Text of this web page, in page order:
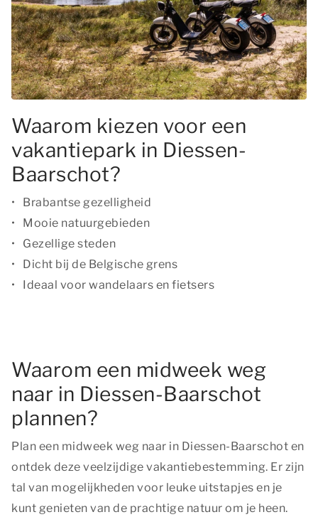
Waarom kiezen voor een
vakantiepark in Diessen-
Baarschot?
Brabantse gezelligheid
Mooie natuurgebieden
Gezellige steden
Dicht bij de Belgische grens
Ideaal voor wandelaars en fietsers
Waarom een midweek weg
naar in Diessen-Baarschot
plannen?
Plan een midweek weg naar in Diessen-Baarschot en
ontdek deze veelzijdige vakantiebestemming. Er zijn
tal van mogelijkheden voor leuke uitstapjes en je
kunt genieten van de prachtige natuur om je heen.